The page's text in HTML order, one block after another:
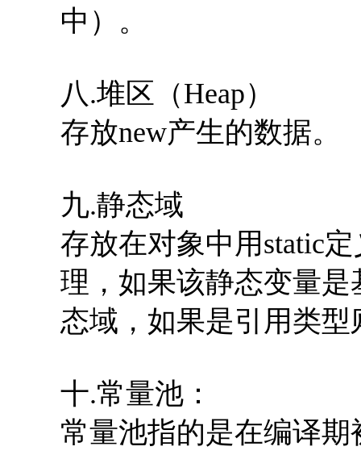
中）。
八.堆区（Heap）
存放new产生的数据。
九.静态域
存放在对象中用static
理，如果该静态变量
态域，如果是引用类
十.常量池：
常量池指的是在编译